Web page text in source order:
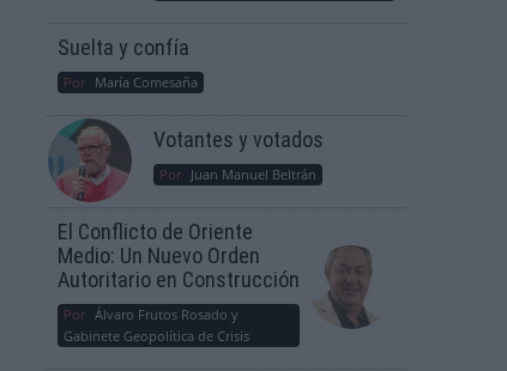
Suelta y confía
Por María Comesaña
Votantes y votados
Por Juan Manuel Beltrán
El Conflicto de Oriente
Medio: Un Nuevo Orden
Autoritario en Construcción
Por Álvaro Frutos Rosado y
Gabinete Geopolítica de Crisis